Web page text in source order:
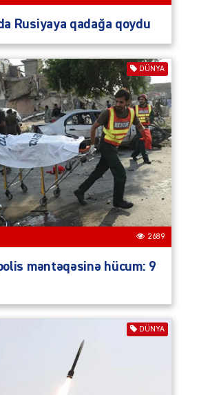
Rusiyaya qadağa qoydu
DÜNYA
2689
məntəqəsinə hücum: 9
DÜNYA